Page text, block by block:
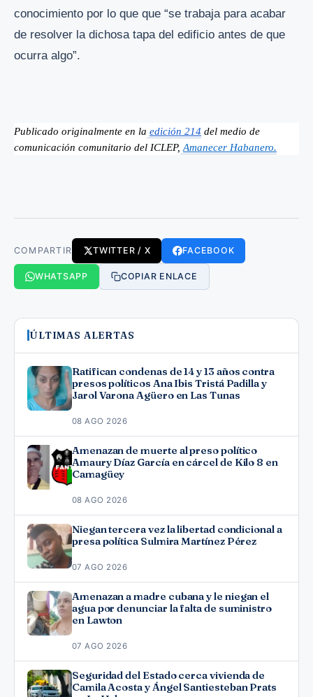
conocimiento por lo que que “se trabaja para acabar
de resolver la dichosa tapa del edificio antes de que
ocurra algo”.
Publicado originalmente en la edición 214 del medio de
comunicación comunitario del ICLEP, Amanecer Habanero.
COMPARTIR TWITTER / X FACEBOOK
WHATSAPP COPIAR ENLACE
ÚLTIMAS ALERTAS
Ratifican condenas de 14 y 13 años contra
presos políticos Ana Ibis Tristá Padilla y
Jarol Varona Agüero en Las Tunas
08 AGO 2026
Amenazan de muerte al preso político
Amaury Díaz García en cárcel de Kilo 8 en
Camagüey
08 AGO 2026
Niegan tercera vez la libertad condicional a
presa política Sulmira Martínez Pérez
07 AGO 2026
Amenazan a madre cubana y le niegan el
agua por denunciar la falta de suministro
en Lawton
07 AGO 2026
Seguridad del Estado cerca vivienda de
Camila Acosta y Ángel Santiesteban Prats